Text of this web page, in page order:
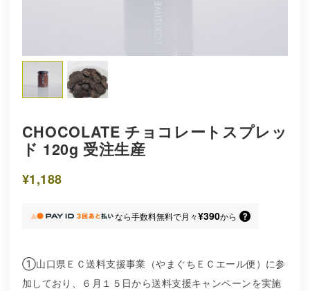
CHOCOLATE チョコレートスプレッ
ド 120g 受注生産
¥1,188
なら手数料無料で月々¥390から
①山口県ＥＣ送料支援事業（やまぐちＥＣエール便）に参
加しており、６月１５日から送料支援キャンペーンを実施